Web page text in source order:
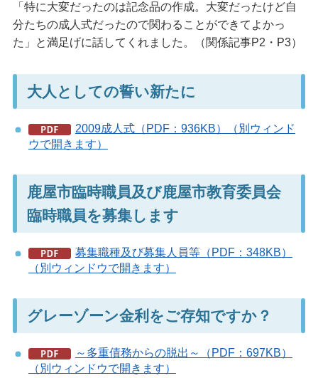
「特に大変だったのは記念品の作成。大変だったけど自
分たちの成人式だったので関わることができてよかっ
た」と満足げに話してくれました。（関係記事P2・P3）
大人としての誓い新たに
2009成人式（PDF：936KB）（別ウィンド
ウで開きます）
鹿屋市臨時職員及び鹿屋市教育委員会
臨時職員を募集します
募集職種及び募集人員等（PDF：348KB）
（別ウィンドウで開きます）
グレーゾーン金利をご存知ですか？
～多重債務からの脱出～（PDF：697KB）
（別ウィンドウで開きます）